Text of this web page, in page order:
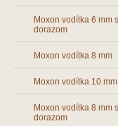
Moxon vodítka 6 mm s
dorazom
Moxon vodítka 8 mm
Moxon vodítka 10 mm
Moxon vodítka 8 mm s
dorazom